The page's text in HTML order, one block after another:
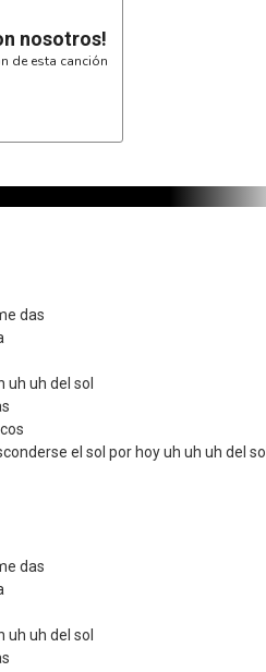
nosotros!
de esta canción
das
uh uh del sol
el sol por hoy uh uh uh del sol
das
uh uh del sol